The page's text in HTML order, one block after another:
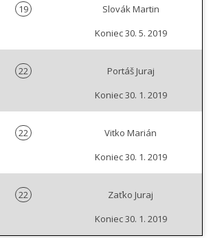
19
Slovák Martin
Koniec 30. 5. 2019
22
Portáš Juraj
Koniec 30. 1. 2019
22
Vitko Marián
Koniec 30. 1. 2019
22
Zaťko Juraj
Koniec 30. 1. 2019